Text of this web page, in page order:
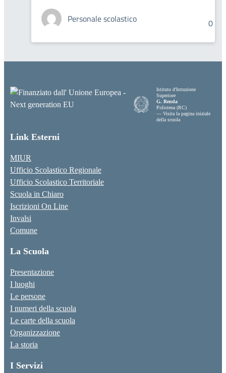
Personale scolastico 0
Istituto d'Istruzione
Superiore
G. Renda
Polistena (RC)
— Visita la pagina iniziale
della scuola
Link Esterni
MIUR
Ufficio Scolastico Regionale
Ufficio Scolastico Territoriale
Scuola in Chiaro
Iscrizioni On Line
Invalsi
Comune
La Scuola
Presentazione
I luoghi
Le persone
I numeri della scuola
Le carte della scuola
Organizzazione
La storia
I Servizi